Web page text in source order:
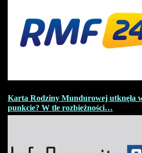
Karta Rodziny Mundurowej utknęła
punkcie? W tle rozbieżności…